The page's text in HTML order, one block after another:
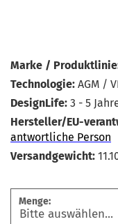
Marke /
Technologie: AGM /
DesignLife: 3 - 5
Hersteller/EU-
antwortliche Person
Versandgewicht:
Menge: